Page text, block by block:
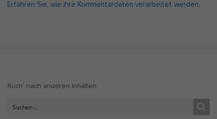
Erfahren Sie, wie Ihre Kommentardaten verarbeitet werden.
Such‘ nach anderen Inhalten: